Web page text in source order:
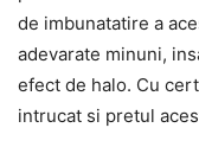
de imbunatatire a
adevarate minuni,
efect de halo. Cu
intrucat si pretul